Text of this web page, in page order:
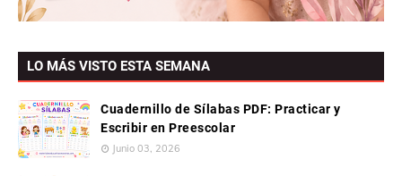
LO MÁS VISTO ESTA SEMANA
Cuadernillo de Sílabas PDF: Practicar y
Escribir en Preescolar
Junio 03, 2026